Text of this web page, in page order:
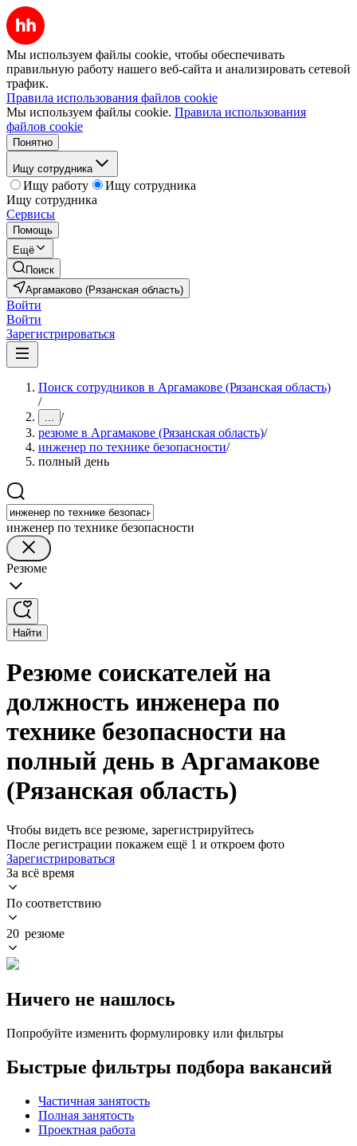
Мы используем файлы cookie, чтобы обеспечивать
правильную работу нашего веб-сайта и анализировать сетевой
трафик.
Правила использования файлов cookie
Мы используем файлы cookie. Правила использования
файлов cookie
Понятно
Ищу сотрудника
Ищу работу
Ищу сотрудника
Ищу сотрудника
Сервисы
Помощь
Ещё
Поиск
Аргамаково (Рязанская область)
Войти
Войти
Зарегистрироваться
Поиск сотрудников в Аргамакове (Рязанская область)
/
... /
резюме в Аргамакове (Рязанская область)/
инженер по технике безопасности/
полный день
инженер по технике безопасности
Резюме
Найти
Резюме соискателей на
должность инженера по
технике безопасности на
полный день в Аргамакове
(Рязанская область)
Чтобы видеть все резюме, зарегистрируйтесь
После регистрации покажем ещё 1 и откроем фото
Зарегистрироваться
За всё время
По соответствию
20 резюме
Ничего не нашлось
Попробуйте изменить формулировку или фильтры
Быстрые фильтры подбора вакансий
Частичная занятость
Полная занятость
Проектная работа